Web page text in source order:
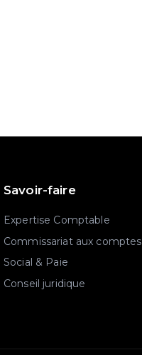
Savoir-faire
Expertise Comptable
Commissariat aux comptes
Social & Paie
Conseil juridique